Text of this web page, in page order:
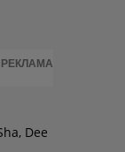
РЕКЛАМА
Dee